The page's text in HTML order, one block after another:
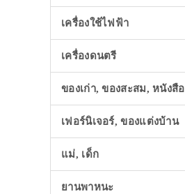
เครื่องใช้ไฟฟ้า
เครื่องดนตรี
ของเก่า, ของสะสม, หนังสือ
เฟอร์นิเจอร์, ของแต่งบ้าน
แม่, เด็ก
ยานพาหนะ